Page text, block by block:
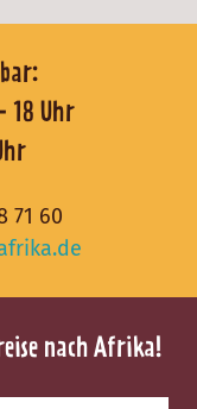
- 18 Uhr
71 60
nach Afrika!